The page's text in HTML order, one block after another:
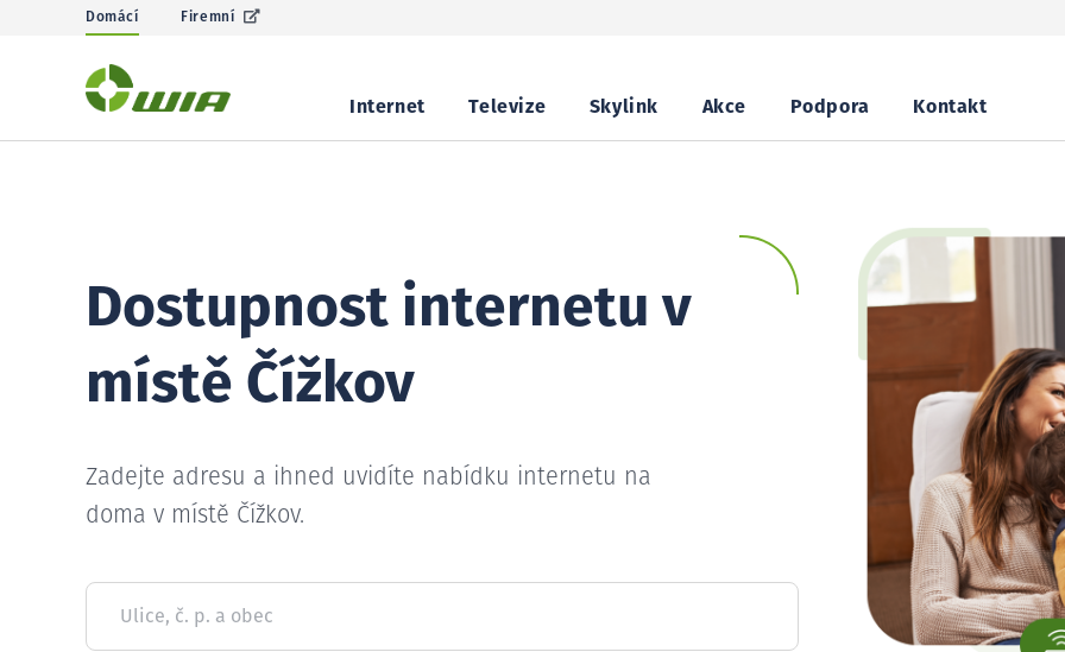
Domácí Firemní
Internet Televize Skylink Akce Podpora Kontakt
Dostupnost internetu v
místě Čížkov
Zadejte adresu a ihned uvidíte nabídku internetu na
doma v místě Čížkov.
Ulice, č. p. a obec